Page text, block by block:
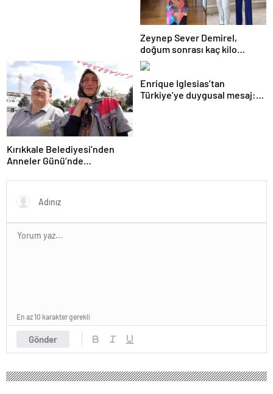
Zeynep Sever Demirel,
doğum sonrası kaç kilo
verdiğini ve sırrını açıkladı
Kırıkkale Belediyesi’nden
Anneler Günü’nde
Enrique Iglesias’tan
Türkiye’ye duygusal mesaj:
Gönder
En az 10 karakter gerekli